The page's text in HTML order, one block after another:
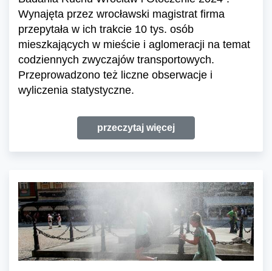
Wynajęta przez wrocławski magistrat firma
przepytała w ich trakcie 10 tys. osób
mieszkających w mieście i aglomeracji na temat
codziennych zwyczajów transportowych.
Przeprowadzono też liczne obserwacje i
wyliczenia statystyczne.
przeczytaj więcej